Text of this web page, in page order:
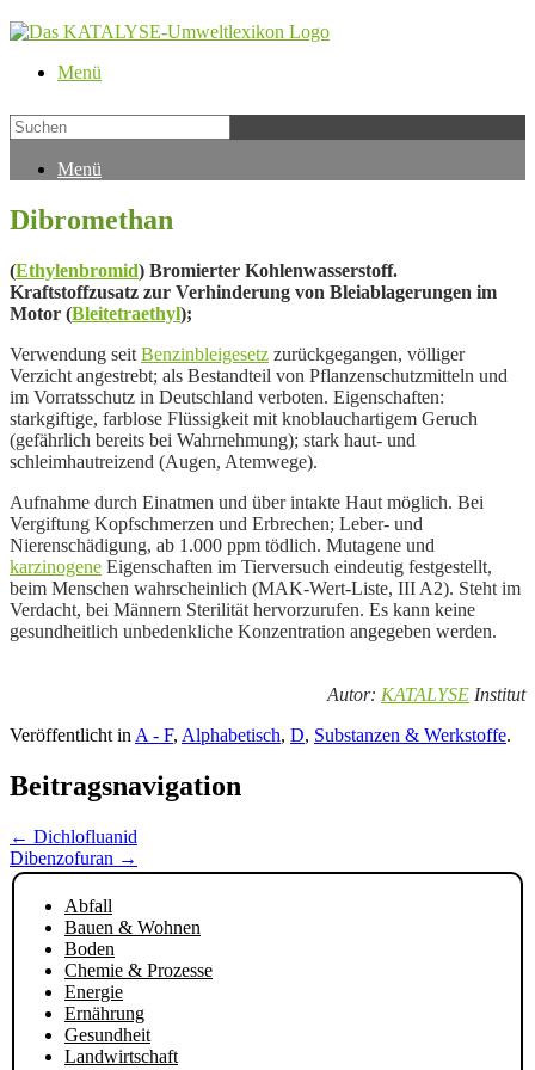
Menü
Menü
Dibromethan
(Ethylenbromid) Bromierter Kohlenwasserstoff.
Kraftstoffzusatz zur Verhinderung von Bleiablagerungen im
Motor (Bleitetraethyl);
Verwendung seit Benzinbleigesetz zurückgegangen, völliger
Verzicht angestrebt; als Bestandteil von Pflanzenschutzmitteln und
im Vorratsschutz in Deutschland verboten. Eigenschaften:
starkgiftige, farblose Flüssigkeit mit knoblauchartigem Geruch
(gefährlich bereits bei Wahrnehmung); stark haut- und
schleimhautreizend (Augen, Atemwege).
Aufnahme durch Einatmen und über intakte Haut möglich. Bei
Vergiftung Kopfschmerzen und Erbrechen; Leber- und
Nierenschädigung, ab 1.000 ppm tödlich. Mutagene und
karzinogene Eigenschaften im Tierversuch eindeutig festgestellt,
beim Menschen wahrscheinlich (MAK-Wert-Liste, III A2). Steht im
Verdacht, bei Männern Sterilität hervorzurufen. Es kann keine
gesundheitlich unbedenkliche Konzentration angegeben werden.
Autor: KATALYSE Institut
Veröffentlicht in A - F, Alphabetisch, D, Substanzen & Werkstoffe.
Beitragsnavigation
← Dichlofluanid
Dibenzofuran →
Abfall
Bauen & Wohnen
Boden
Chemie & Prozesse
Energie
Ernährung
Gesundheit
Landwirtschaft